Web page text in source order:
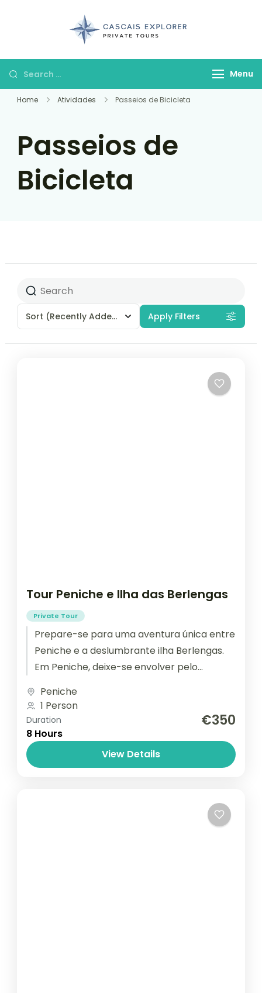
Menu
Home Atividades Passeios de Bicicleta
Passeios de
Bicicleta
Sort (Recently Added) Apply Filters
Tour Peniche e Ilha das Berlengas
Private Tour
Prepare-se para uma aventura única entre
Peniche e a deslumbrante ilha Berlengas.
Em Peniche, deixe-se envolver pelo
história...
Peniche
1 Person
Duration
8 Hours
€350
View Details